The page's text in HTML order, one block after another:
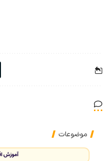
موضوعات
آموزش